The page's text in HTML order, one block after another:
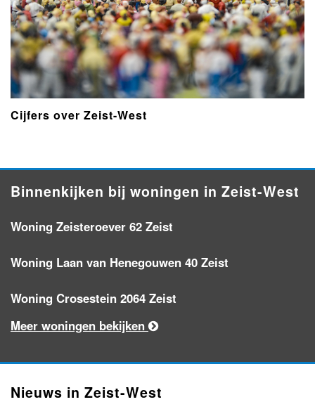
Cijfers over Zeist-West
Binnenkijken bij woningen in Zeist-West
Woning Zeisteroever 62 Zeist
Woning Laan van Henegouwen 40 Zeist
Woning Crosestein 2064 Zeist
Meer woningen bekijken
Nieuws in Zeist-West